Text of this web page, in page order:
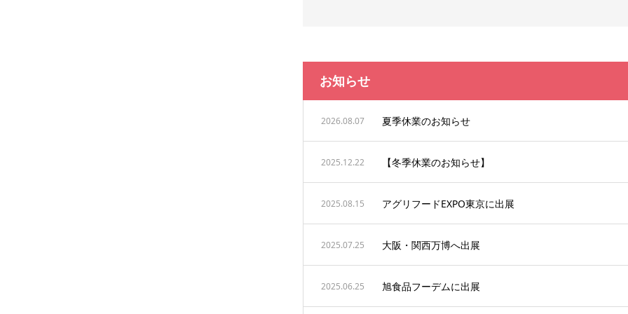
お知らせ
2026.08.07 夏季休業のお知らせ
2025.12.22 【冬季休業のお知らせ】
2025.08.15 アグリフードEXPO東京に出展
2025.07.25 大阪・関西万博へ出展
2025.06.25 旭食品フーデムに出展